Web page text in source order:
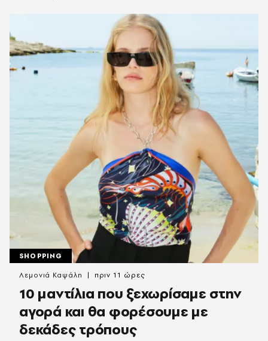
SHOPPING
10 μαντίλια που ξεχωρίσαμε στην
αγορά και θα φορέσουμε με
δεκάδες τρόπους
Λεμονιά Καψάλη πριν 11 ώρες